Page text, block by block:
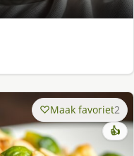
Maak favoriet2
👍